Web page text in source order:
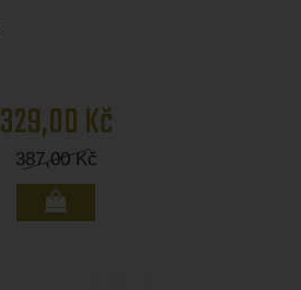
329,00 Kč
387,00Kč